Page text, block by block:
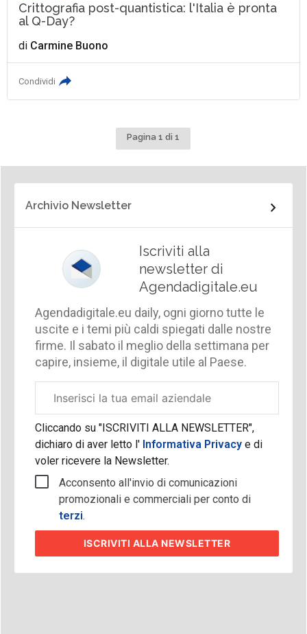
Crittografia post-quantistica: l'Italia è pronta
al Q-Day?
di Carmine Buono
Condividi
Pagina 1 di 1
Archivio Newsletter
Iscriviti alla
newsletter di
Agendadigitale.eu
Agendadigitale.eu daily, ogni giorno tutte le
uscite e i temi più caldi spiegati dalle nostre
firme. Il sabato il meglio della settimana per
capire, insieme, il digitale utile al Paese.
aziendale
Cliccando su "ISCRIVITI ALLA NEWSLETTER",
dichiaro di aver letto l'Informativa Privacy e di
voler ricevere la Newsletter.
Acconsento all'invio di comunicazioni
promozionali e commerciali per conto di
terzi.
ISCRIVITI ALLA NEWSLETTER